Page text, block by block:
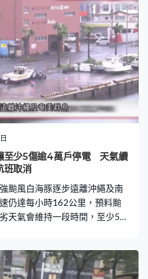
暄，再一同步入貝爾格萊德的
維亞大廈，雙方會晤後一同出
爾維亞總統武契奇：「最重要
持《聯合國憲章》及其決議
包括烏克蘭的領土完整。我們
亞的領土完整。」 有烏克蘭輿
斯在東南歐的政治據點，但雙
已難以完全契合，申請加入歐
，近年亦不時游走於親歐與親
握機會拉攏塞爾維亞，令對方
早前表達模稜兩可的保留態
裁，又在上月中訪烏時提出增
方向烏克蘭提供彈藥。 澤
至少5傷逾4萬戶停電 天氣續
班取消
颱風白海豚逐步遠離沖繩及南
仍達每小時162公里，預料颱
天氣會維持一段時間，至少5人
陣風最高風速一度高達每小時
伊良部島的伊良部大橋關閉，